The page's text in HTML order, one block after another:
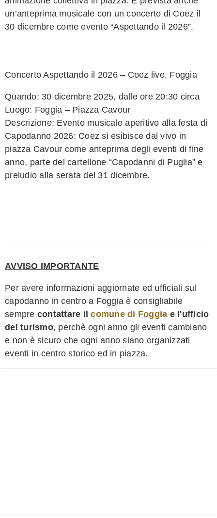
un’anteprima musicale con un concerto di Coez il
30 dicembre come evento “Aspettando il 2026”.
Concerto Aspettando il 2026 – Coez live, Foggia
Quando: 30 dicembre 2025, dalle ore 20:30 circa
Luogo: Foggia – Piazza Cavour
Descrizione: Evento musicale aperitivo alla festa di
Capodanno 2026: Coez si esibisce dal vivo in
piazza Cavour come anteprima degli eventi di fine
anno, parte del cartellone “Capodanni di Puglia” e
preludio alla serata del 31 dicembre.
AVVISO IMPORTANTE
Per avere informazioni aggiornate ed ufficiali sul
capodanno in centro a Foggia è consigliabile
sempre contattare ilcomune di Foggia e l'ufficio
del turismo, perchè ogni anno gli eventi cambiano
e non è sicuro che ogni anno siano organizzati
eventi in centro storico ed in piazza.